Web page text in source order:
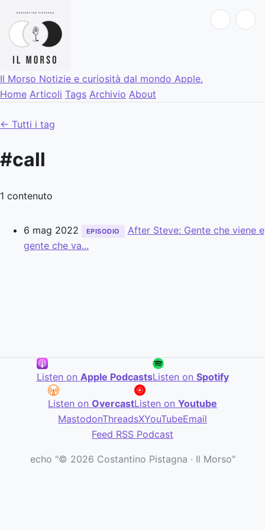
Il Morso Notizie e curiosità dal mondo Apple.
Home Articoli Tags Archivio About
← Tutti i tag
#call
1 contenuto
6 mag 2022 EPISODIO
After Steve: Gente che viene e
gente che va...
Listen on Apple PodcastsListen on Spotify
Listen on OvercastListen on Youtube
MastodonThreadsXYouTubeEmail
Feed RSS Podcast
echo "© 2026 Costantino Pistagna · Il Morso"